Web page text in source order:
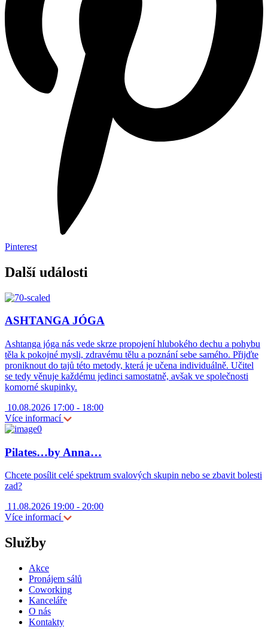
Pinterest
Další události
ASHTANGA JÓGA
Ashtanga jóga nás vede skrze propojení hlubokého dechu a pohybu
těla k pokojné mysli, zdravému tělu a poznání sebe samého. Přijďte
proniknout do tajů této metody, která je učena individuálně. Učitel
se tedy věnuje každému jedinci samostatně, avšak ve společnosti
komorné skupinky.
10.08.2026 17:00 - 18:00
Více informací
Pilates…by Anna…
Chcete posílit celé spektrum svalových skupin nebo se zbavit bolesti
zad?
11.08.2026 19:00 - 20:00
Více informací
Služby
Akce
Pronájem sálů
Coworking
Kanceláře
O nás
Kontakty